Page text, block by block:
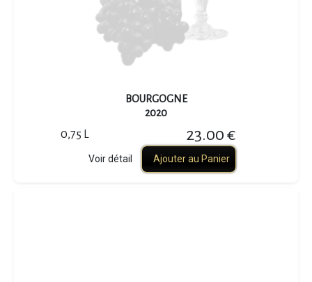
BOURGOGNE
2020
0,75 L 23.00 €
Voir détail Ajouter au Panier